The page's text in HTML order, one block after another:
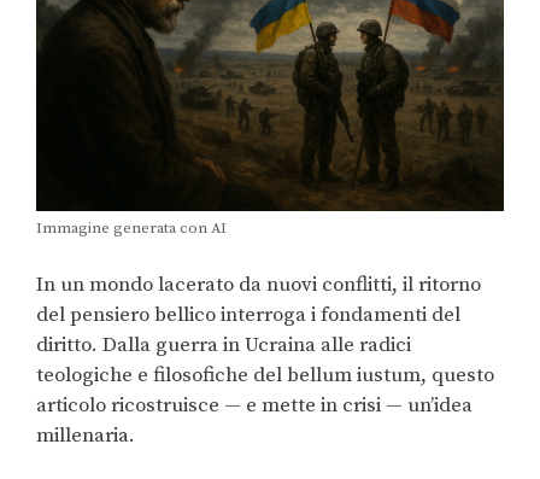
Immagine generata con AI
In un mondo lacerato da nuovi conflitti, il ritorno
del pensiero bellico interroga i fondamenti del
diritto. Dalla guerra in Ucraina alle radici
teologiche e filosofiche del bellum iustum, questo
articolo ricostruisce — e mette in crisi — un’idea
millenaria.